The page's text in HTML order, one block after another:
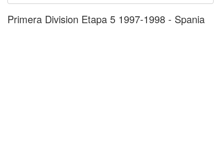
Primera Division Etapa 5 1997-1998 - Spania